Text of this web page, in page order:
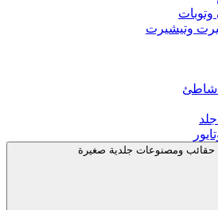
وتيشيرت
شاطئ
حقائب ومصنوعات جلدية صغيرة